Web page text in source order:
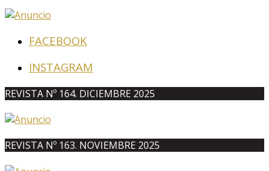
FACEBOOK
INSTAGRAM
REVISTA Nº 164. DICIEMBRE 2025
REVISTA Nº 163. NOVIEMBRE 2025